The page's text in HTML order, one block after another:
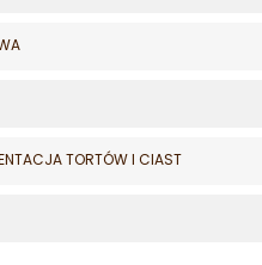
TORTÓW I CIAST